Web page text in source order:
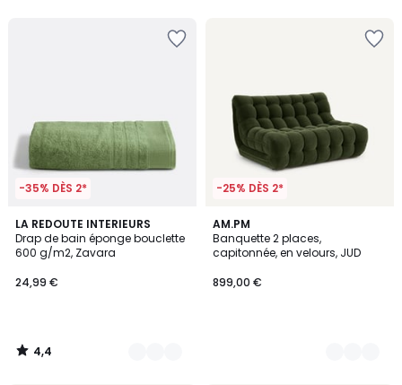
-35% DÈS 2*
LA REDOUTE INTERIEURS
Drap de bain éponge bouclette
600 g/m2, Zavara
24,99 €
4,4
/ 5
19
Couleurs
4,4
/
-25% DÈS 2*
AM.PM
Banquette 2 places,
capitonnée, en velours, JUD
899,00 €
4
Couleurs